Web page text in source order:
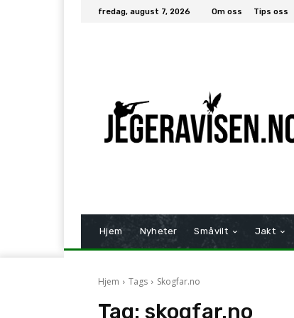
fredag, august 7, 2026 Om oss Tips oss
Hjem Nyheter Småvilt Jakt
Hjem Tags Skogfar.no
Tag: skogfar.no